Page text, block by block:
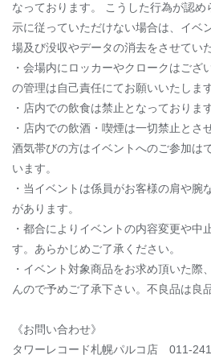
なっております。 こうした行為が認
示に従っていただけない場合は、イベ
場及び没収やデータの消去をさせてい
・会場内にロッカーやクロークはござ
の管理は自己責任にてお願いいたしま
・店内での飲食は禁止となっておりま
・店内での飲酒・喫煙は一切禁止とさ
酒気帯びの方はイベントへのご参加は
います。
・当イベントは係員がお客様の肩や腕
があります。
・都合によりイベントの内容変更や中
す。あらかじめご了承ください。
・イベント対象商品をお求め頂いた際
んので予めご了承下さい。不良品は良
《お問い合わせ》
タワーレコード札幌パルコ店 011-